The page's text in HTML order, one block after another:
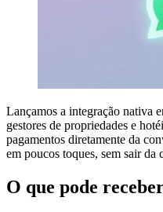
Lançamos a integração nativa
gestores de propriedades e
pagamentos diretamente da
em poucos toques, sem sair da
O que pode